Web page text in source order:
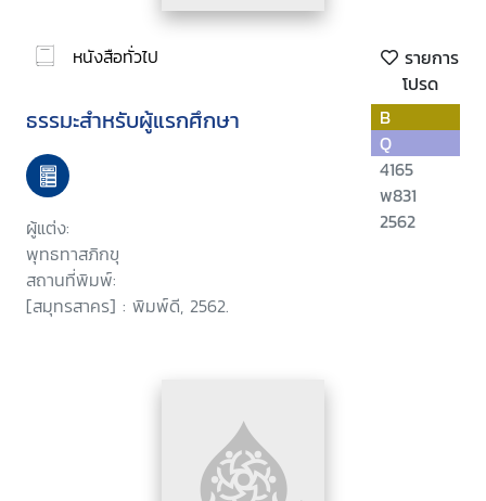
หนังสือทั่วไป
รายการ
โปรด
ธรรมะสำหรับผู้แรกศึกษา
ผู้แต่ง:
พุทธทาสภิกขุ
สถานที่พิมพ์:
[สมุทรสาคร] : พิมพ์ดี, 2562.
B
Q
4165
พ831
2562